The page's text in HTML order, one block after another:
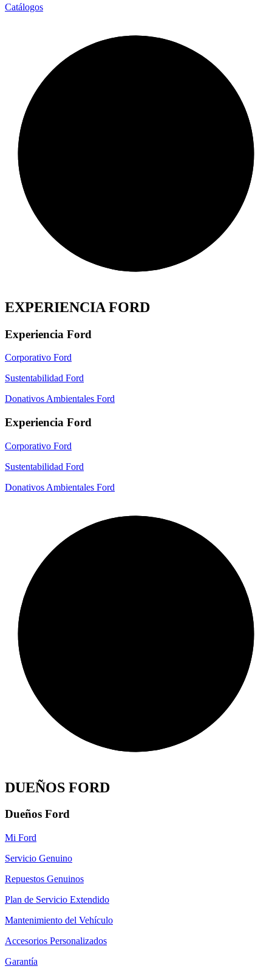
Catálogos
EXPERIENCIA FORD
Experiencia Ford
Corporativo Ford
Sustentabilidad Ford
Donativos Ambientales Ford
Experiencia Ford
Corporativo Ford
Sustentabilidad Ford
Donativos Ambientales Ford
DUEÑOS FORD
Dueños Ford
Mi Ford
Servicio Genuino
Repuestos Genuinos
Plan de Servicio Extendido
Mantenimiento del Vehículo
Accesorios Personalizados
Garantía